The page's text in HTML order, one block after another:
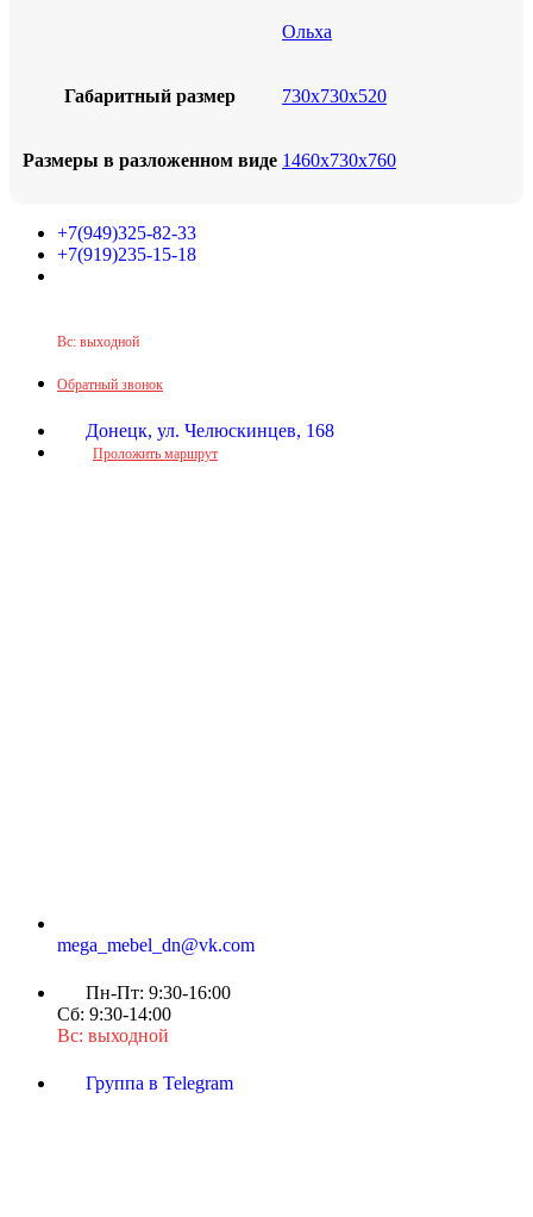
Ольха
Габаритный размер 730х730х520
Размеры в разложенном виде 1460х730х760
+7(949)325-82-33
+7(919)235-15-18
Вс: выходной
Обратный звонок
Донецк, ул. Челюскинцев, 168
Проложить маршрут
mega_mebel_dn@vk.com
Пн-Пт: 9:30-16:00
Сб: 9:30-14:00
Вс: выходной
Группа в Telegram